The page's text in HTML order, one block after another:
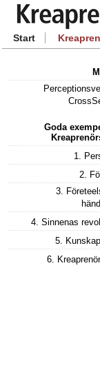
Start
Goda
1.
2.
3.
4. Sinnenas
5.
6.